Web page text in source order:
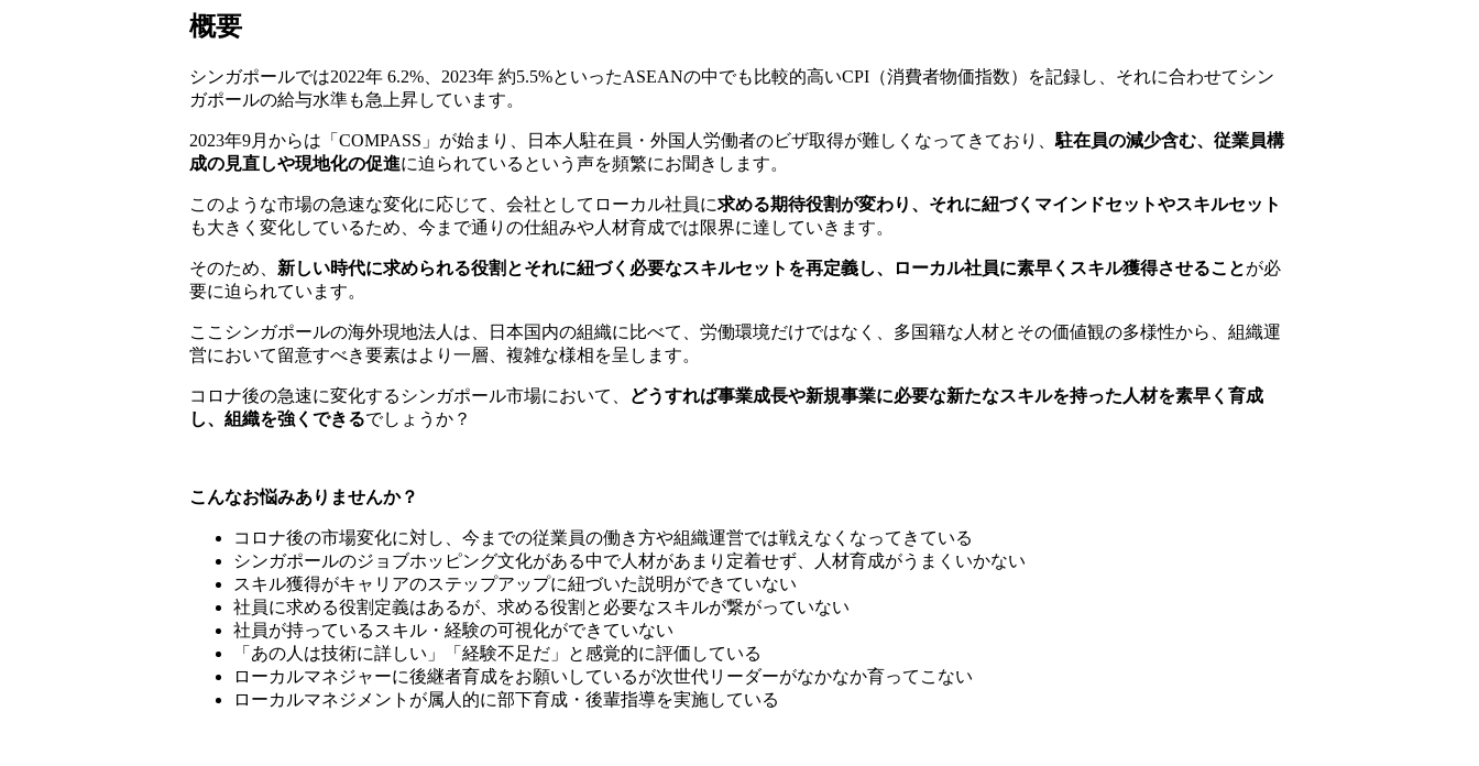
概要
シンガポールでは2022年 6.2%、2023年 約5.5%といったASEANの中でも比較的高いCPI（消費者物価指数）を記録し、それに合わせてシン
ガポールの給与水準も急上昇しています。
2023年9月からは「COMPASS」が始まり、日本人駐在員・外国人労働者のビザ取得が難しくなってきており、 駐在員の減少含む、従業員構
成の見直しや現地化の促進に迫られているという声を頻繁にお聞きします。
このような市場の急速な変化に応じて、会社としてローカル社員に求める期待役割が変わり、それに紐づくマインドセットやスキルセット
も大きく変化しているため、今まで通りの仕組みや人材育成では限界に達していきます。
そのため、 新しい時代に求められる役割とそれに紐づく必要なスキルセットを再定義し、ローカル社員に素早くスキル獲得させることが必
要に迫られています。
ここシンガポールの海外現地法人は、日本国内の組織に比べて、労働環境だけではなく、多国籍な人材とその価値観の多様性から、組織運
営において留意すべき要素はより一層、複雑な様相を呈します。
コロナ後の急速に変化するシンガポール市場において、 どうすれば事業成長や新規事業に必要な新たなスキルを持った人材を素早く育成
し、組織を強く できるでしょうか？
こんなお悩みありませんか？
コロナ後の市場変化に対し、今までの従業員の働き方や組織運営では戦えなくなってきている
シンガポールのジョブホッピング文化がある中で人材があまり定着せず、人材育成がうまくいかない
スキル獲得がキャリアのステップアップに紐づいた説明ができていない
社員に求める役割定義はあるが、求める役割と必要なスキルが繋がっていない
社員が持っているスキル・経験の可視化ができていない
「あの人は技術に詳しい」「経験不足だ」と感覚的に評価している
ローカルマネジャーに後継者育成をお願いしているが次世代リーダーがなかなか育ってこない
ローカルマネジメントが属人的に部下育成・後輩指導を実施している